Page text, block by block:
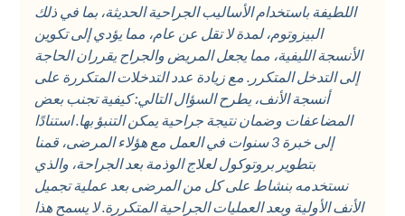
اللطيفة باستخدام الأساليب الجراحية الحديثة، بما في ذلك
البيزوتوم، لمدة لا تقل عن عام، مما يؤدي إلى تكوين
الأنسجة الليفية، مما يجعل المريض والجراح يقرران الحاجة
إلى التدخل المتكرر. مع زيادة عدد التدخلات المتكررة على
أنسجة الأنف، يطرح السؤال التالي: كيفية تجنب بعض
المضاعفات وضمان نتيجة جراحية يمكن التنبؤ بها. استنادًا
إلى خبرة 3 سنوات في العمل مع هؤلاء المرضى، قمنا
بتطوير بروتوكول لعلاج الوذمة بعد الجراحة، والذي
نستخدمه بنشاط على كل من المرضى بعد عملية تجميل
الأنف الأولية وبعد العمليات الجراحية المتكررة. لا يسمح هذا